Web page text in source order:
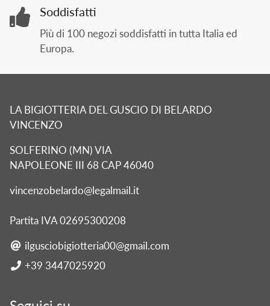
Soddisfatti
Più di 100 negozi soddisfatti in tutta Italia ed
Europa.
LA BIGIOTTERIA DEL GUSCIO DI BELARDO
VINCENZO
SOLFERINO (MN) VIA
NAPOLEONE III 68 CAP 46040
vincenzobelardo@legalmail.it
Partita IVA 02695300208
ilgusciobigiotteria00@gmail.com
+39 3447025920